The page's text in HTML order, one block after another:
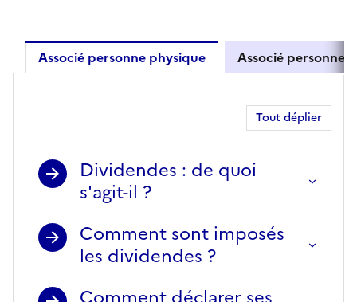
Associé personne physique Associé personne
Associé personne physique
Tout déplier
Dividendes : de quoi
s'agit-il ?
Comment sont imposés
les dividendes ?